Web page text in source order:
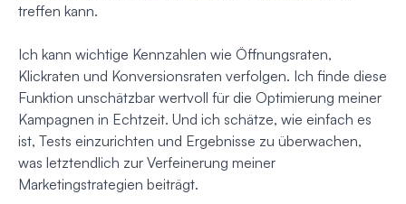
treffen kann.
Ich kann wichtige Kennzahlen wie Öffnungsraten,
Klickraten und Konversionsraten verfolgen. Ich finde diese
Funktion unschätzbar wertvoll für die Optimierung meiner
Kampagnen in Echtzeit. Und ich schätze, wie einfach es
ist, Tests einzurichten und Ergebnisse zu überwachen,
was letztendlich zur Verfeinerung meiner
Marketingstrategien beiträgt.